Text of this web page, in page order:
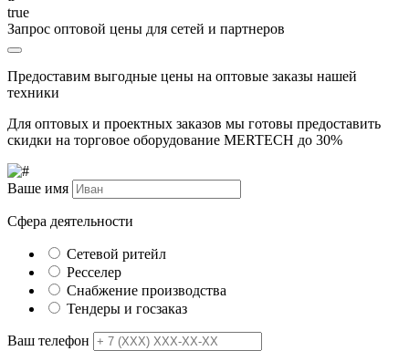
true
Запрос оптовой цены для сетей и партнеров
Предоставим выгодные цены на оптовые заказы нашей
техники
Для оптовых и проектных заказов мы готовы предоставить
скидки на торговое оборудование MERTECH до 30%
Ваше имя
Сфера деятельности
Сетевой ритейл
Ресселер
Снабжение производства
Тендеры и госзаказ
Ваш телефон